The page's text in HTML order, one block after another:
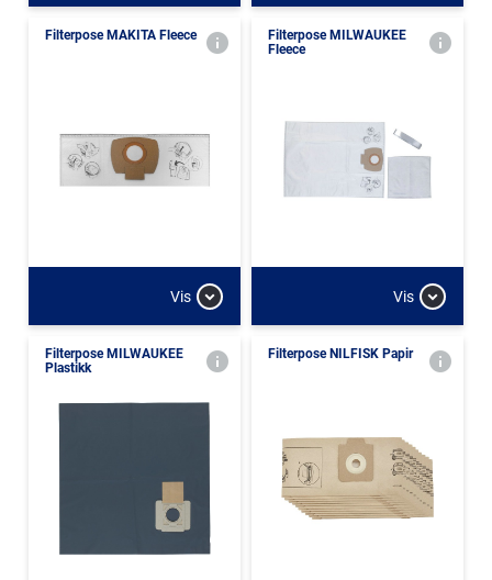
Filterpose MAKITA Fleece
Vis
Filterpose MILWAUKEE
Fleece
Vis
Filterpose MILWAUKEE
Plastikk
Filterpose NILFISK Papir